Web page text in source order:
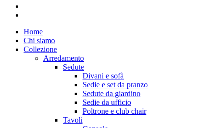
Close
Menu
Home
Chi siamo
Collezione
Arredamento
Sedute
Divani e sofà
Sedie e set da pranzo
Sedute da giardino
Sedie da ufficio
Poltrone e club chair
Tavoli